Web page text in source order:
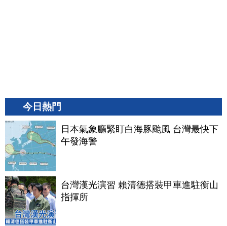
今日熱門
日本氣象廳緊盯白海豚颱風 台灣最快下
午發海警
台灣漢光演習 賴清德搭裝甲車進駐衡山
指揮所